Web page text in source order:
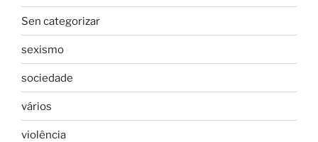
Sen categorizar
sexismo
sociedade
vários
violência